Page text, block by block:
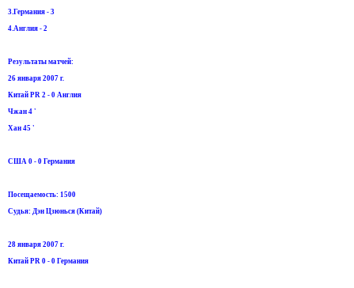
3.Германия - 3
4.Англия - 2
Результаты матчей:
26 января 2007 г.
Китай PR 2 - 0 Англия
Чжан 4 '
Хан 45 '
США 0 - 0 Германия
Посещаемость: 1500
Судья: Дэн Цзюнься (Китай)
28 января 2007 г.
Китай PR 0 - 0 Германия